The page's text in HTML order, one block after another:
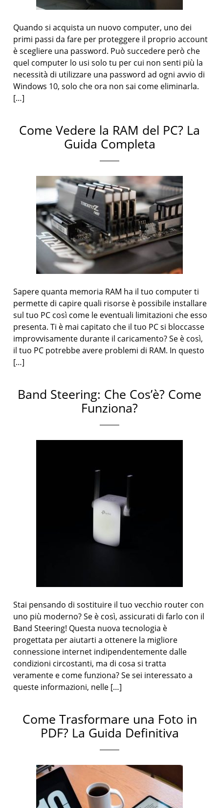
Quando si acquista un nuovo computer, uno dei
primi passi da fare per proteggere il proprio account
è scegliere una password. Può succedere però che
quel computer lo usi solo tu per cui non senti più la
necessità di utilizzare una password ad ogni avvio di
Windows 10, solo che ora non sai come eliminarla.
[…]
Come Vedere la RAM del PC? La
Guida Completa
Sapere quanta memoria RAM ha il tuo computer ti
permette di capire quali risorse è possibile installare
sul tuo PC così come le eventuali limitazioni che esso
presenta. Ti è mai capitato che il tuo PC si bloccasse
improvvisamente durante il caricamento? Se è così,
il tuo PC potrebbe avere problemi di RAM. In questo
[…]
Band Steering: Che Cos’è? Come
Funziona?
Stai pensando di sostituire il tuo vecchio router con
uno più moderno? Se è così, assicurati di farlo con il
Band Steering! Questa nuova tecnologia è
progettata per aiutarti a ottenere la migliore
connessione internet indipendentemente dalle
condizioni circostanti, ma di cosa si tratta
veramente e come funziona? Se sei interessato a
queste informazioni, nelle […]
Come Trasformare una Foto in
PDF? La Guida Definitiva